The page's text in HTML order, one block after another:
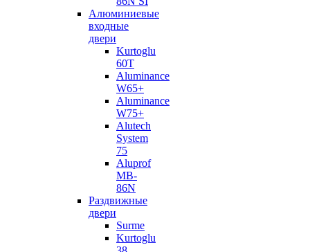
Алюминиевые
входные
двери
Kurtoglu
60T
Aluminance
W65+
Aluminance
W75+
Alutech
System
75
Aluprof
MB-
86N
Раздвижные
двери
Surme
Kurtoglu